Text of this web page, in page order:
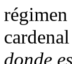
donde